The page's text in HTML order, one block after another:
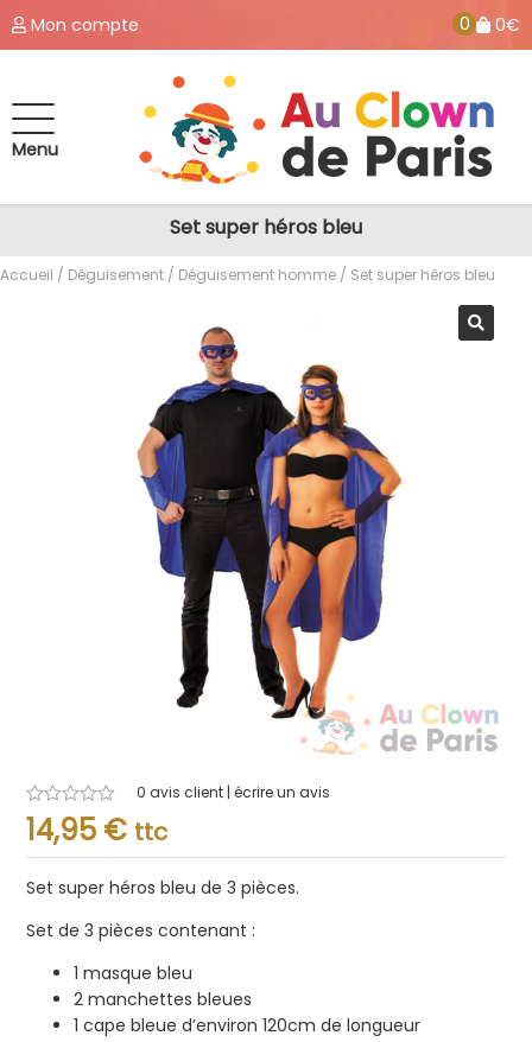
Mon compte 0 0€
Menu
Set super héros bleu
Accueil / Déguisement / Déguisement homme / Set super héros bleu
Note
0.001
sur
0 avis client | écrire un avis
14,95 € ttc
Set super héros bleu de 3 pièces.
Set de 3 pièces contenant :
1 masque bleu
2 manchettes bleues
1 cape bleue d’environ 120cm de longueur